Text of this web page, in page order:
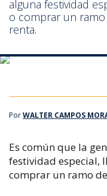
alguna festividad
o comprar un
renta.
PorWALTER CAMPOS
Es común que la
festividad especial,
comprar un ramo